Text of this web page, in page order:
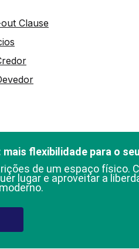
Clause
flexibilidade para o
de um espaço físico.
lugar e aproveitar a